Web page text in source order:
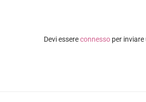
Devi essereconnesso per